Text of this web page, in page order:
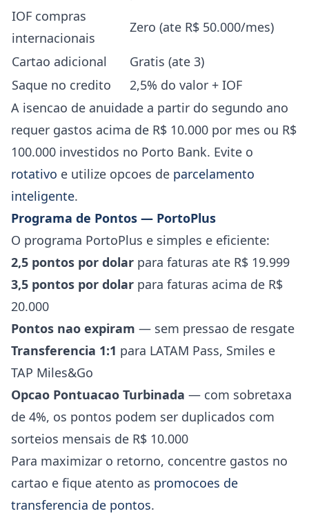
IOF compras
internacionais
Zero (ate R$ 50.000/mes)
Cartao adicional
Gratis (ate 3)
Saque no credito
2,5% do valor + IOF
A isencao de anuidade a partir do segundo ano
requer gastos acima de R$ 10.000 por mes ou R$
100.000 investidos no Porto Bank. Evite o
rotativo e utilize opcoes de parcelamento
inteligente.
Programa de Pontos — PortoPlus
O programa PortoPlus e simples e eficiente:
2,5 pontos por dolar para faturas ate R$ 19.999
3,5 pontos por dolar para faturas acima de R$
20.000
Pontos nao expiram — sem pressao de resgate
Transferencia 1:1 para LATAM Pass, Smiles e
TAP Miles&Go
Opcao Pontuacao Turbinada — com sobretaxa
de 4%, os pontos podem ser duplicados com
sorteios mensais de R$ 10.000
Para maximizar o retorno, concentre gastos no
cartao e fique atento as promocoes de
transferencia de pontos.